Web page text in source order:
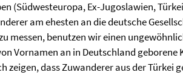
(Südwesteuropa, Ex-Jugoslawien,
am ehesten an die deutsche
messen, benutzen wir einen
Vornamen an in Deutschland
zeigen, dass Zuwanderer aus der Türkei